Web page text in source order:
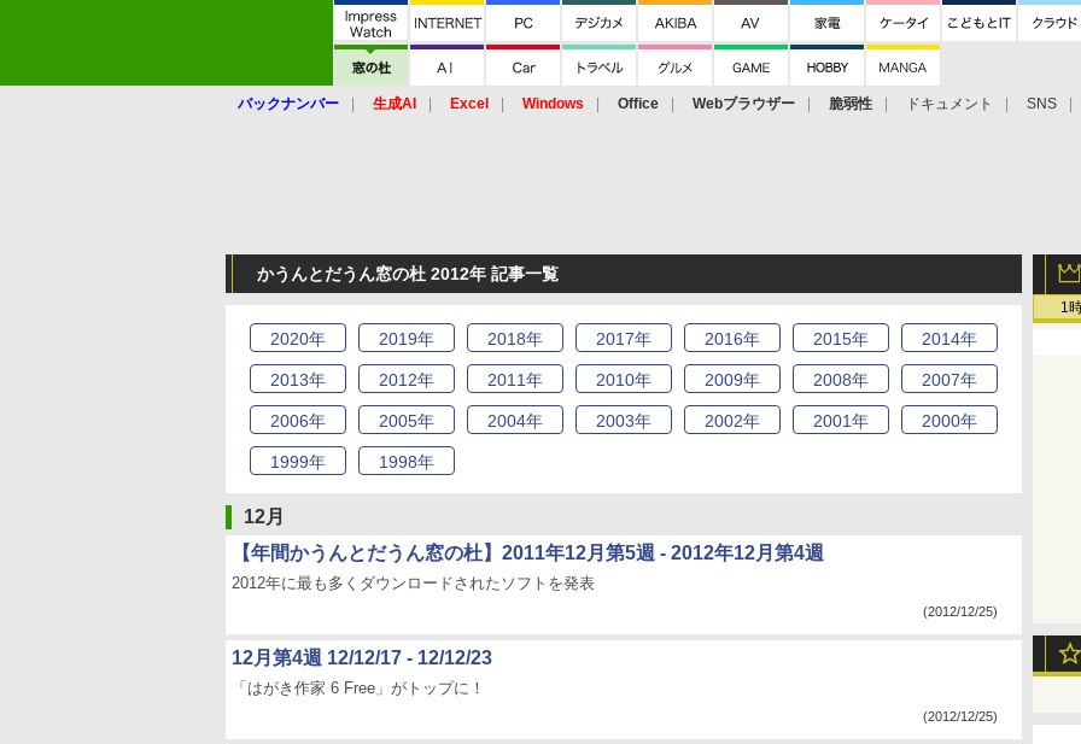
バックナンバー 生成AI Excel Windows Office Webブラウザー 脆弱性 ドキュメント SNS
1
かうんとだうん窓の杜 2012年 記事一覧
2020年 2019年 2018年 2017年 2016年 2015年 2014年
2013年 2012年 2011年 2010年 2009年 2008年 2007年
2006年 2005年 2004年 2003年 2002年 2001年 2000年
1999年 1998年
12月
【年間かうんとだうん窓の杜】2011年12月第5週 - 2012年12月第4週
2012年に最も多くダウンロードされたソフトを発表
(2012/12/25)
12月第4週 12/12/17 - 12/12/23
「はがき作家 6 Free」がトップに！
(2012/12/25)